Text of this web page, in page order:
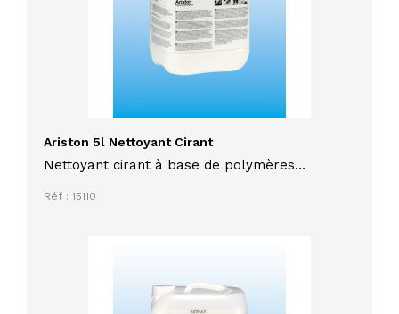
Ariston 5l Nettoyant Cirant
Nettoyant cirant à base de polymères
d'entretien autolustrant, antisalissures et
Réf : 15110